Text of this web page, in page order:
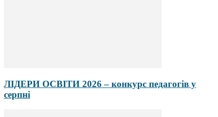
ЛІДЕРИ ОСВІТИ 2026 – конкурс педагогів у
серпні